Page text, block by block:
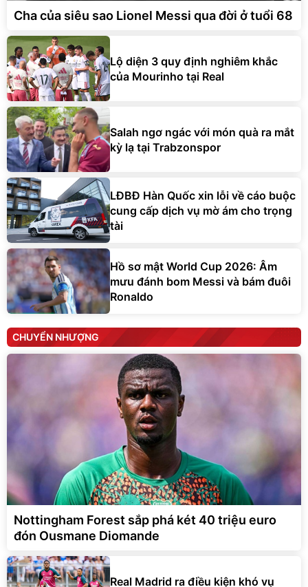
Cha của siêu sao Lionel Messi qua đời ở tuổi 68
Lộ diện 3 quy định nghiêm khắc
của Mourinho tại Real
Salah ngơ ngác với món quà ra mắt
kỳ lạ tại Trabzonspor
LĐBĐ Hàn Quốc xin lỗi về cáo buộc
cung cấp dịch vụ mờ ám cho trọng
tài
Hồ sơ mật World Cup 2026: Âm
mưu đánh bom Messi và bám đuôi
Ronaldo
CHUYỂN NHƯỢNG
Nottingham Forest sắp phá két 40 triệu euro
đón Ousmane Diomande
Real Madrid ra điều kiện khó vụ